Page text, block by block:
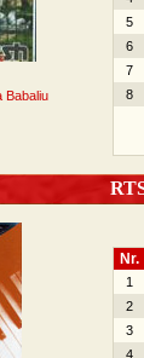
Babaliu
5
6
7
8
Nr.
1
2
3
4